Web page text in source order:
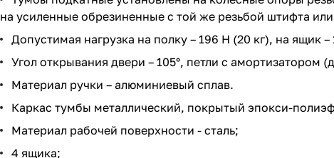
на усиленные обрезиненные с той же резьбой штифта
Допустимая нагрузка на полку – 196 Н (20 кг), на ящик –
Угол открывания двери – 105°, петли с амортизатором
Материал ручки – алюминиевый сплав.
Каркас тумбы металлический, покрытый эпокси-
Материал рабочей поверхности - сталь;
4 ящика;